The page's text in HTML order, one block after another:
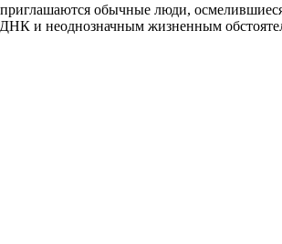
обычные люди,
и неоднозначным жизненным